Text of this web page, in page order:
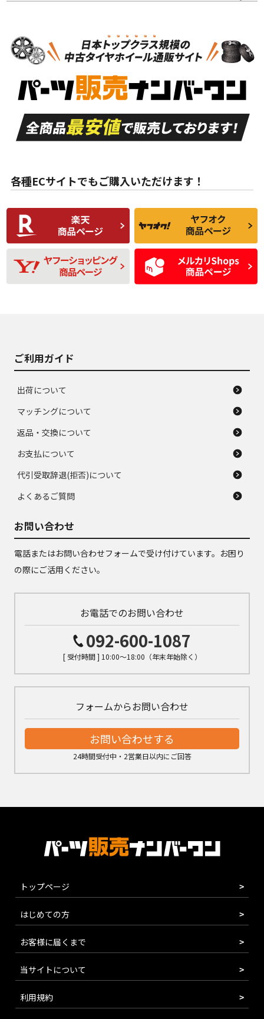
S
品）
S
新車外し品（新古
付き
A
走行距離も少なく、
目立つ傷もほとんど
ない中古品
A
走行距離も少なく、
非常に状態の良い中
古品
な中古品
んどない中古品
C
比較的きれいな中古
品
C
られるが、使用に問
題のない中古品
D
使用感や目立つ傷が
あり、一般的な中古
品
D
残り溝も少なく、偏
磨耗がみられ、短期
間使用できるくらい
の中古品
タイヤのみ
各種ECサイトでもご購入いただけます！
ご利用ガイド
出荷について
マッチングについて
返品・交換について
お支払について
代引受取辞退(拒否)について
よくあるご質問
お問い合わせ
電話またはお問い合わせフォームで受け付けています。お困り
の際にご活用ください。
お電話でのお問い合わせ
092-600-1087
[ 受付時間 ] 10:00～18:00（年末年始除く）
フォームからお問い合わせ
お問い合わせする
24時間受付中・2営業日以内にご回答
トップページ
はじめての方
お客様に届くまで
当サイトについて
利用規約